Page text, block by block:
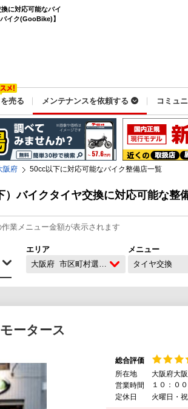
に対応可能なバイ
イク(GooBike)】
売る メンテナンスを依頼する コミュ
阪府 50cc以下に対応可能なバイク整備店一覧
バイクタイヤ交換に対応可能な整
業メニュー金額が表示されます
エリア
大阪府 市区町村選択なし
メニュー
タイヤ交換
ータース
総合評価
所在地
大阪府大
営業時間
１０：０
定休日
火曜日・